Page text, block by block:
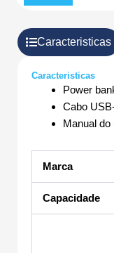
Caracteristicas
Caracteristicas
Power
Cabo
Manual do
Marca
Capacidade